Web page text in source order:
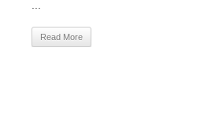
Read More